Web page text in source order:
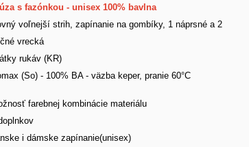
s fazónkou - unisex 100% bavlna
voľnejší strih, zapínanie na gombíky, 1 náprsné a 2
vrecká
rukáv (KR)
(So) - 100% BA - väzba keper, pranie 60°C
farebnej kombinácie materiálu
i dámske zapínanie(unisex)